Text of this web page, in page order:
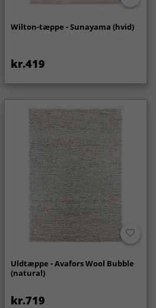
Wilton-tæppe - Sunayama (hvid)
kr.419
Uldtæppe - Avafors Wool Bubble
(natural)
kr.719